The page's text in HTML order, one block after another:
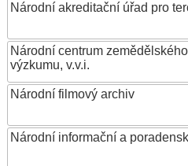
Národní akreditační úřad pro
Národní centrum
výzkumu, v.v.i.
Národní filmový archiv
Národní informační a